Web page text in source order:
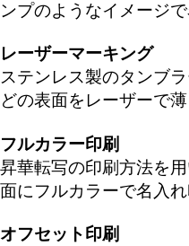
ンプのようなイメージ
レーザーマーキング
ステンレス製のタンブ
どの表面をレーザーで
フルカラー印刷
昇華転写の印刷方法を
面にフルカラーで名入れ
オフセット印刷